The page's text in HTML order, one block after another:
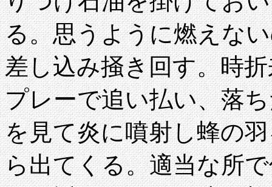
る。思うように燃えな
差し込み掻き回す。時
プレーで追い払い、落
を見て炎に噴射し蜂の
ら出てくる。適当な所